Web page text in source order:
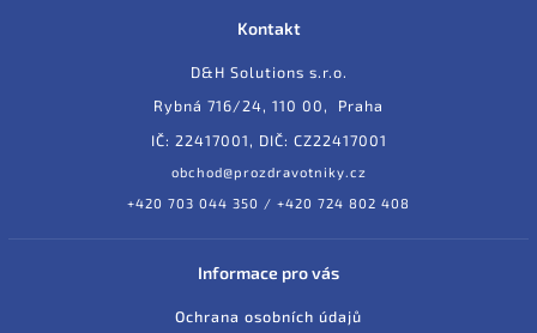
Kontakt
D&H Solutions s.r.o.
Rybná 716/24, 110 00, Praha
IČ: 22417001, DIČ: CZ22417001
obchod@prozdravotniky.cz
+420 703 044 350 / +420 724 802 408
Informace pro vás
Ochrana osobních údajů